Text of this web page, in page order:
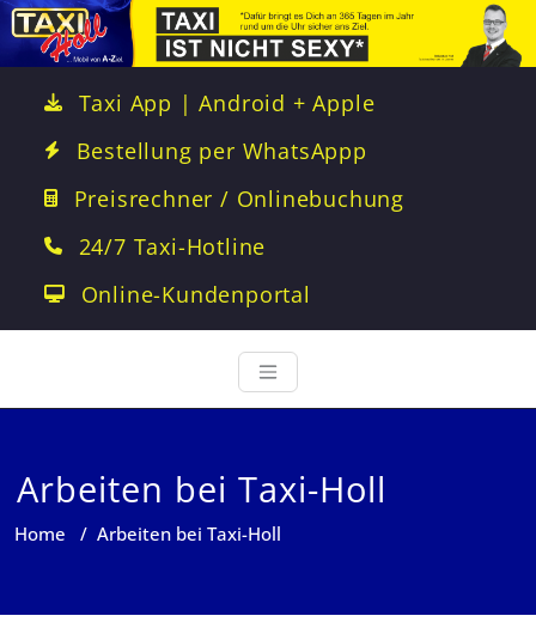
Taxi App | Android + Apple
Bestellung per WhatsAppp
Preisrechner / Onlinebuchung
24/7 Taxi-Hotline
Online-Kundenportal
Arbeiten bei Taxi-Holl
Home / Arbeiten bei Taxi-Holl